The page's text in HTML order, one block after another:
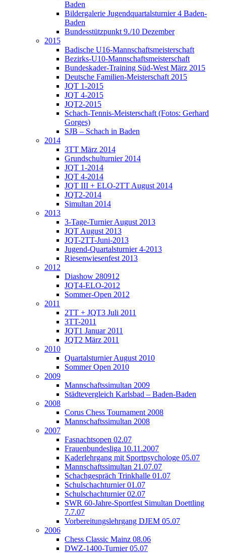
Baden
Bildergalerie Jugendquartalsturnier 4 Baden-
Baden
Bundesstützpunkt 9./10 Dezember
2015
Badische U16-Mannschaftsmeisterschaft
Bezirks-U10-Mannschaftsmeisterschaft
Bundeskader-Training Süd-West März 2015
Deutsche Familien-Meisterschaft 2015
JQT 1-2015
JQT 4-2015
JQT2-2015
Schach-Tennis-Meisterschaft (Fotos: Gerhard
Gorges)
SJB – Schach in Baden
2014
3TT März 2014
Grundschulturnier 2014
JQT 1-2014
JQT 4-2014
JQT III + ELO-2TT August 2014
JQT2-2014
Simultan 2014
2013
3-Tage-Turnier August 2013
JQT August 2013
JQT-2TT-Juni-2013
Jugend-Quartalsturnier 4-2013
Riesenwiesenfest 2013
2012
Diashow 280912
JQT4-ELO-2012
Sommer-Open 2012
2011
2TT + JQT3 Juli 2011
3TT-2011
JQT1 Januar 2011
JQT2 März 2011
2010
Quartalsturnier August 2010
Sommer Open 2010
2009
Mannschaftssimultan 2009
Städtevergleich Karlsbad – Baden-Baden
2008
Corus Chess Tournament 2008
Mannschaftssimultan 2008
2007
Fasnachtsopen 02.07
Frauenbundesliga 10.11.2007
Kaderlehrgang mit Sportpsychologe 05.07
Mannschaftssimultan 21.07.07
Schachgespräch Trinkhalle 01.07
Schulschachturnier 01.07
Schulschachturnier 02.07
SWR 60-Jahre-Sportfest Simultan Doettling
7.7.07
Vorbereitungslehrgang DJEM 05.07
2006
Chess Classic Mainz 08.06
DWZ-1400-Turnier 05.07